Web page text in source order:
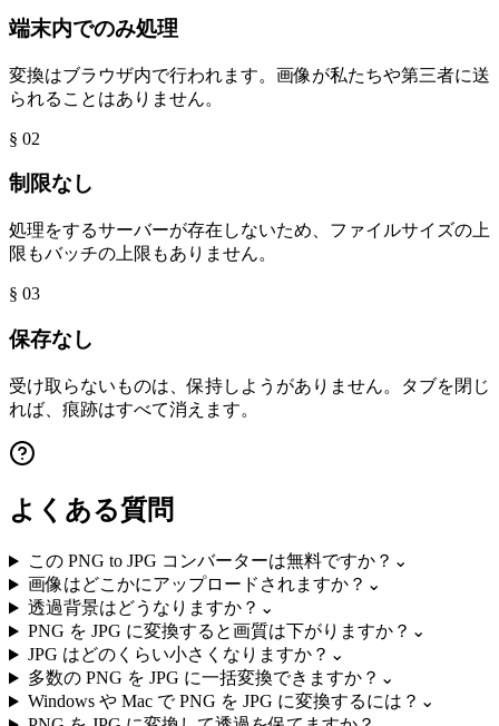
端末内でのみ処理
変換はブラウザ内で行われます。画像が私たちや第三者に送
られることはありません。
§ 02
制限なし
処理をするサーバーが存在しないため、ファイルサイズの上
限もバッチの上限もありません。
§ 03
保存なし
受け取らないものは、保持しようがありません。タブを閉じ
れば、痕跡はすべて消えます。
よくある質問
この PNG to JPG コンバーターは無料ですか？ ⌄
画像はどこかにアップロードされますか？ ⌄
透過背景はどうなりますか？ ⌄
PNG を JPG に変換すると画質は下がりますか？ ⌄
JPG はどのくらい小さくなりますか？ ⌄
多数の PNG を JPG に一括変換できますか？ ⌄
Windows や Mac で PNG を JPG に変換するには？ ⌄